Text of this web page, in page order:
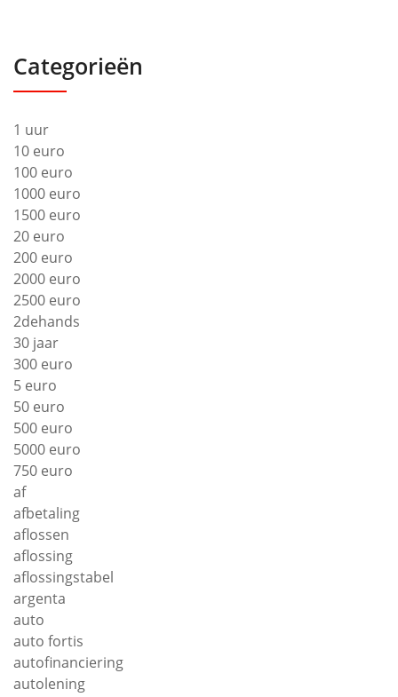
Categorieën
1 uur
10 euro
100 euro
1000 euro
1500 euro
20 euro
200 euro
2000 euro
2500 euro
2dehands
30 jaar
300 euro
5 euro
50 euro
500 euro
5000 euro
750 euro
af
afbetaling
aflossen
aflossing
aflossingstabel
argenta
auto
auto fortis
autofinanciering
autolening